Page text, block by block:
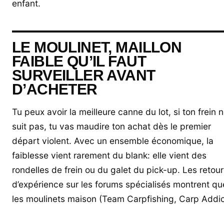
enfant.
LE MOULINET, MAILLON
FAIBLE QU’IL FAUT
SURVEILLER AVANT
D’ACHETER
Tu peux avoir la meilleure canne du lot, si ton frein
suit pas, tu vas maudire ton achat dès le premier
départ violent. Avec un ensemble économique, la
faiblesse vient rarement du blank: elle vient des
rondelles de frein ou du galet du pick-up. Les
d’expérience sur les forums spécialisés montrent
les moulinets maison (Team Carpfishing, Carp